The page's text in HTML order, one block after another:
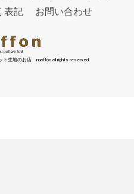
表記
お問い合わせ
ト生地のお店 maffon all rights reserved.